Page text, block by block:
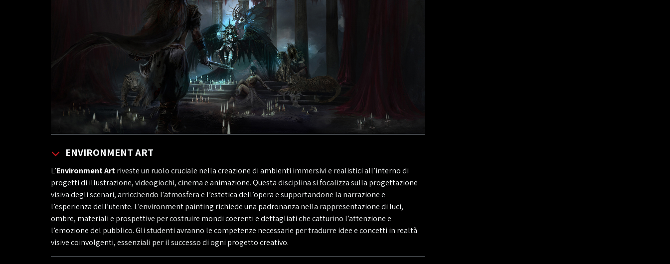
ENVIRONMENT ART
L’Environment Artriveste un ruolo cruciale nella creazione di ambienti immersivi e realistici all’interno di
progetti di illustrazione, videogiochi, cinema e animazione. Questa disciplina si focalizza sulla progettazione
visiva degli scenari, arricchendo l’atmosfera e l’estetica dell’opera e supportandone la narrazione e
l’esperienza dell’utente. L’environment painting richiede una padronanza nella rappresentazione di luci,
ombre, materiali e prospettive per costruire mondi coerenti e dettagliati che catturino l’attenzione e
l’emozione del pubblico. Gli studenti avranno le competenze necessarie per tradurre idee e concetti in realtà
visive coinvolgenti, essenziali per il successo di ogni progetto creativo.